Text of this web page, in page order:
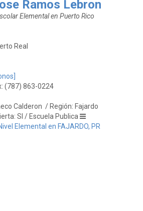
Ramos Lebron
Elemental en Puerto Rico
Real
(787) 863-0224
Calderon / Región: Fajardo
SI / Escuela Publica
Elemental en FAJARDO, PR